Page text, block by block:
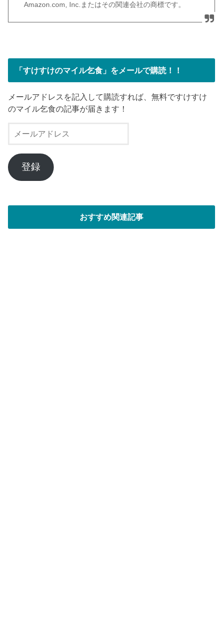
Amazon.com, Inc.またはその関連会社の商標です。
「すけすけのマイル乞食」をメールで購読！！
メールアドレスを記入して購読すれば、無料ですけすけ
のマイル乞食の記事が届きます！
ア
ド
登録
おすすめ関連記事